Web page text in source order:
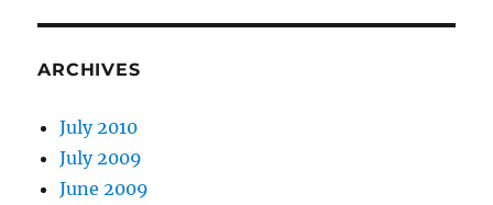
ARCHIVES
July 2010
July 2009
June 2009